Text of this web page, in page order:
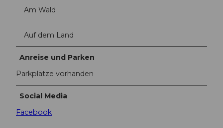
Am Wald
Auf dem Land
Anreise und Parken
Parkplätze vorhanden
Social Media
Facebook